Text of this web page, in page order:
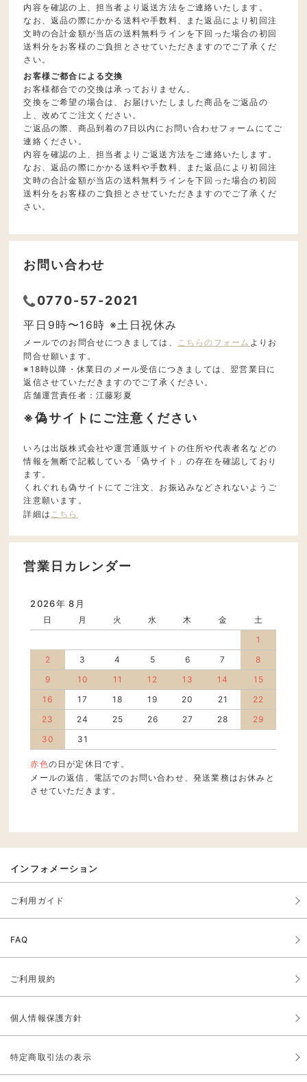
内容を確認の上、担当者より返送方法をご連絡いたします。
なお、返品の際にかかる送料や手数料、また返品により初回注
文時の合計金額が当店の送料無料ラインを下回った場合の初回
送料分をお客様のご負担とさせていただきますのでご了承くだ
さい。
お客様ご都合による交換
お客様都合での交換は承っておりません。
交換をご希望の場合は、お届けいたしました商品をご返品の
上、改めてご注文ください。
ご返品の際、商品到着の7日以内にお問い合わせフォームにてご
連絡ください。
内容を確認の上、担当者よりご返送方法をご連絡いたします。
なお、返品の際にかかる送料や手数料、また返品により初回注
文時の合計金額が当店の送料無料ラインを下回った場合の初回
送料分をお客様のご負担とさせていただきますのでご了承くだ
さい。
お問い合わせ
0770-57-2021
平日9時〜16時 ※土日祝休み
メールでのお問合せにつきましては、 こちらのフォーム よりお
問合せ願います。
※18時以降・休業日のメール受信につきましては、翌営業日に
返信させていただきますのでご了承ください。
店舗運営責任者：江藤彩夏
※偽サイトにご注意ください
いろは出版株式会社や運営通販サイトの住所や代表者名などの
情報を無断で記載している「偽サイト」の存在を確認しており
ます。
くれぐれも偽サイトにてご注文、お振込みなどされないようご
注意願います。
詳細は こちら
営業日カレンダー
2026年 8月
日 月 火 水 木 金
土
1
2
3 4 5 6 7
8
9
10 11 12 13 14
15
16
17 18 19 20 21
22
23
24 25 26 27 28
29
30
31
赤色の日が定休日です。
メールの返信、電話でのお問い合わせ、発送業務はお休みと
させていただきます。
インフォメーション
ご利用ガイド
FAQ
ご利用規約
個人情報保護方針
特定商取引法の表示